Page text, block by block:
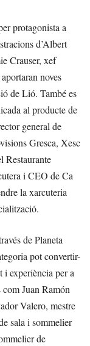
protagonista a
d’Albert
Crauser, xef
noves
de Lió. També es
al producte de
general de
Gresca, Xesc
Restaurante
i CEO de Ca
la xarcuteria
de Planeta
pot convertir-
i experiència per a
Juan Ramón
Valero, mestre
sala i sommelier
de